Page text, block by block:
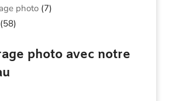
photo(7)
photo avec notre